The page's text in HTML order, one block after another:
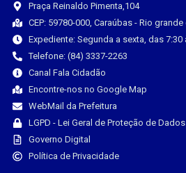
Praça Reinaldo Pimenta,104
CEP: 59780-000, Caraúbas - Rio
Expediente: Segunda a sexta, das 7:30
Telefone: (84) 3337-2263
Canal Fala Cidadão
Encontre-nos no Google Map
WebMail da Prefeitura
LGPD - Lei Geral de Proteção de Dados
Governo Digital
Política de Privacidade